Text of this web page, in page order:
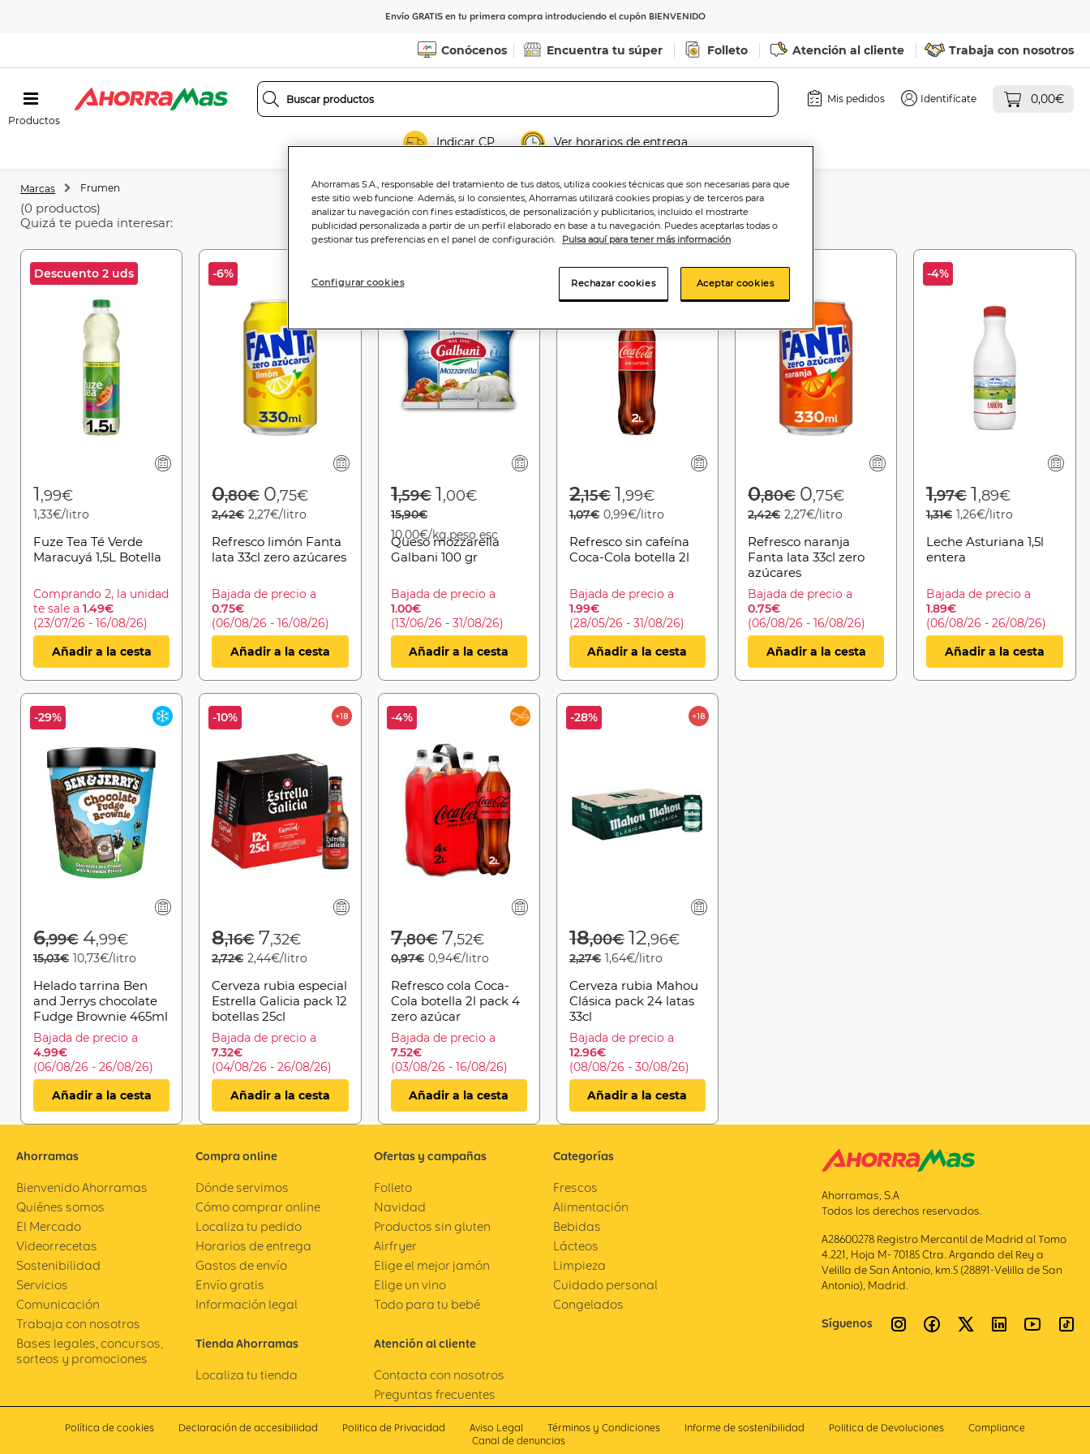
Envío GRATIS en tu primera compra introduciendo el cupón BIENVENIDO
Conócenos Encuentra tu súper Folleto Atención al cliente Trabaja con nosotros
Productos
Mis pedidos Identifícate 0,00€
Indicar CP Ver horarios de entrega
Marcas Frumen
(0 productos)
Quizá te pueda interesar:
Descuento 2 uds
1,99€
1,33€/litro
Fuze Tea Té Verde
Maracuyá 1,5L Botella
Comprando 2, la unidad
te sale a 1.49€
(23/07/26 - 16/08/26)
Añadir a la cesta
-6%
Price reduced from
0,80€to
0,75€
2,42€ 2,27€/litro
Refresco limón Fanta
lata 33cl zero azúcares
Bajada de precio a
0.75€
(06/08/26 - 16/08/26)
Añadir a la cesta
Price reduced from
1,59€to
1,00€
15,90€
10,00€/kg.peso esc
Queso mozzarella
Galbani 100 gr
Bajada de precio a
1.00€
(13/06/26 - 31/08/26)
Añadir a la cesta
Price reduced from
2,15€to
1,99€
1,07€ 0,99€/litro
Refresco sin cafeína
Coca-Cola botella 2l
Bajada de precio a
1.99€
(28/05/26 - 31/08/26)
Añadir a la cesta
Price reduced from
0,80€to
0,75€
2,42€ 2,27€/litro
Refresco naranja
Fanta lata 33cl zero
azúcares
Bajada de precio a
0.75€
(06/08/26 - 16/08/26)
Añadir a la cesta
-4%
Price reduced
1,97€to
1,89€
1,31€ 1,26€/litro
Leche Asturiana 1,5l
entera
Bajada de precio a
1.89€
(06/08/26 - 26/08/26)
Añadir a la cesta
-29%
Price reduced from
6,99€to
4,99€
15,03€ 10,73€/litro
Helado tarrina Ben
and Jerrys chocolate
Fudge Brownie 465ml
Bajada de precio a
4.99€
(06/08/26 - 26/08/26)
Añadir a la cesta
-10%
Price reduced from
8,16€to
7,32€
2,72€ 2,44€/litro
Cerveza rubia especial
Estrella Galicia pack 12
botellas 25cl
Bajada de precio a
7.32€
(04/08/26 - 26/08/26)
Añadir a la cesta
-4%
Price reduced from
7,80€to
7,52€
0,97€ 0,94€/litro
Refresco cola Coca-
Cola botella 2l pack 4
zero azúcar
Bajada de precio a
7.52€
(03/08/26 - 16/08/26)
Añadir a la cesta
-28%
Price reduced from
18,00€to
12,96€
2,27€ 1,64€/litro
Cerveza rubia Mahou
Clásica pack 24 latas
33cl
Bajada de precio a
12.96€
(08/08/26 - 30/08/26)
Añadir a la cesta
Ahorramas
Bienvenido Ahorramas
Quiénes somos
El Mercado
Videorrecetas
Sostenibilidad
Servicios
Comunicación
Trabaja con nosotros
Bases legales, concursos,
sorteos y promociones
Compra online
Dónde servimos
Cómo comprar online
Localiza tu pedido
Horarios de entrega
Gastos de envío
Envío gratis
Información legal
Tienda Ahorramas
Localiza tu tienda
Ofertas y campañas
Folleto
Navidad
Productos sin gluten
Airfryer
Elige el mejor jamón
Elige un vino
Todo para tu bebé
Atención al cliente
Contacta con nosotros
Preguntas frecuentes
Categorías
Frescos
Alimentación
Bebidas
Lácteos
Limpieza
Cuidado personal
Congelados
Ahorramas, S.A
Todos los derechos reservados.
A28600278 Registro Mercantil de Madrid al Tomo
4.221, Hoja M- 70185 Ctra. Arganda del Rey a
Velilla de San Antonio, km.5 (28891-Velilla de San
Antonio), Madrid.
Síguenos
Política de cookies Declaración de accesibilidad Politica de Privacidad Aviso Legal Términos y Condiciones Informe de sostenibilidad Politica de Devoluciones
Compliance
Canal de denuncias
Ahorramas S.A., responsable del tratamiento de tus datos, utiliza cookies técnicas que son necesarias para que
este sitio web funcione. Además, si lo consientes, Ahorramas utilizará cookies propias y de terceros para
analizar tu navegación con fines estadísticos, de personalización y publicitarios, incluido el mostrarte
publicidad personalizada a partir de un perfil elaborado en base a tu navegación. Puedes aceptarlas todas o
gestionar tus preferencias en el panel de configuración.
Pulsa aquí para tener más información
Configurar cookies Rechazar cookies Aceptar cookies